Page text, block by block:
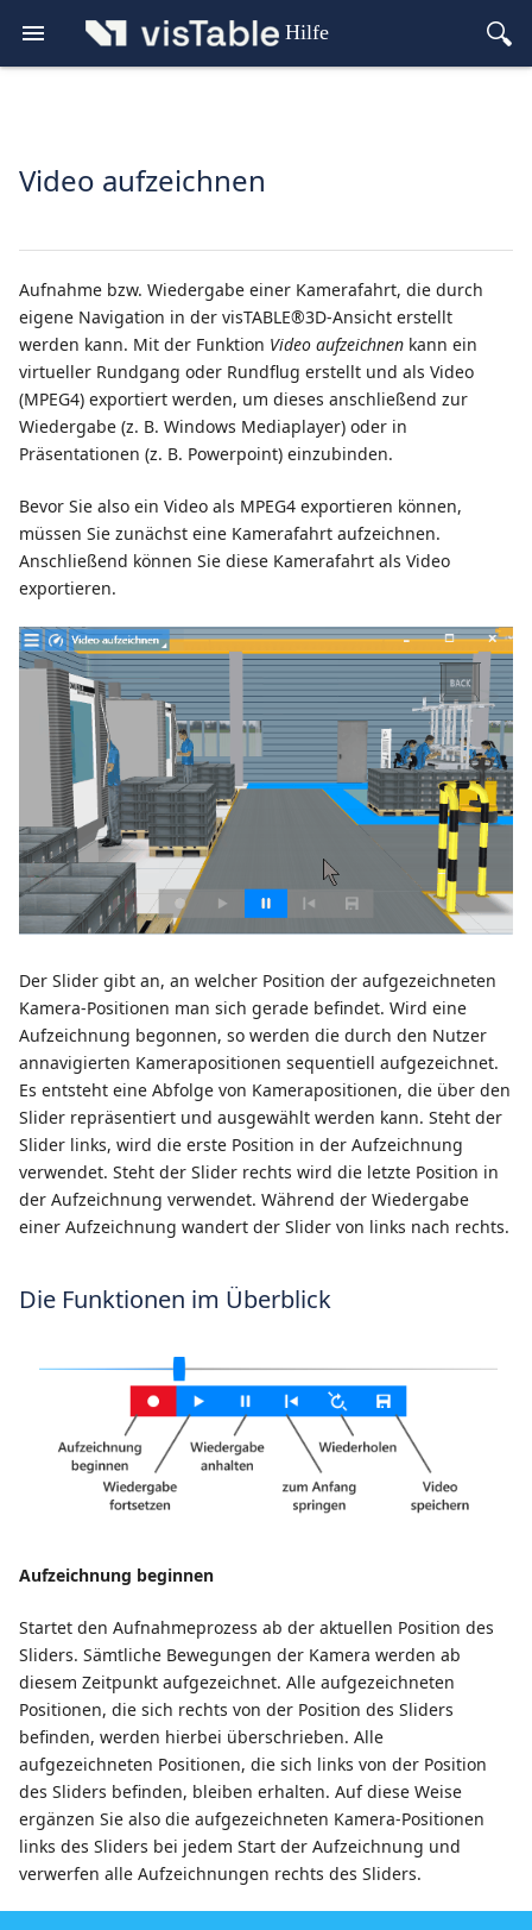
Hilfe
Video aufzeichnen
Aufnahme bzw. Wiedergabe einer Kamerafahrt, die durch
eigene Navigation in der visTABLE®3D-Ansicht erstellt
werden kann. Mit der Funktion Video aufzeichnen kann ein
virtueller Rundgang oder Rundflug erstellt und als Video
(MPEG4) exportiert werden, um dieses anschließend zur
Wiedergabe (z. B. Windows Mediaplayer) oder in
Präsentationen (z. B. Powerpoint) einzubinden.
Bevor Sie also ein Video als MPEG4 exportieren können,
müssen Sie zunächst eine Kamerafahrt aufzeichnen.
Anschließend können Sie diese Kamerafahrt als Video
exportieren.
Der Slider gibt an, an welcher Position der aufgezeichneten
Kamera-Positionen man sich gerade befindet. Wird eine
Aufzeichnung begonnen, so werden die durch den Nutzer
annavigierten Kamerapositionen sequentiell aufgezeichnet.
Es entsteht eine Abfolge von Kamerapositionen, die über den
Slider repräsentiert und ausgewählt werden kann. Steht der
Slider links, wird die erste Position in der Aufzeichnung
verwendet. Steht der Slider rechts wird die letzte Position in
der Aufzeichnung verwendet. Während der Wiedergabe
einer Aufzeichnung wandert der Slider von links nach rechts.
Die Funktionen im Überblick
Aufzeichnung beginnen
Startet den Aufnahmeprozess ab der aktuellen Position des
Sliders. Sämtliche Bewegungen der Kamera werden ab
diesem Zeitpunkt aufgezeichnet. Alle aufgezeichneten
Positionen, die sich rechts von der Position des Sliders
befinden, werden hierbei überschrieben. Alle
aufgezeichneten Positionen, die sich links von der Position
des Sliders befinden, bleiben erhalten. Auf diese Weise
ergänzen Sie also die aufgezeichneten Kamera-Positionen
links des Sliders bei jedem Start der Aufzeichnung und
verwerfen alle Aufzeichnungen rechts des Sliders.